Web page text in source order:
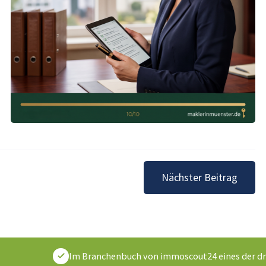
Nächster Beitrag
Im Branchenbuch von immoscout24 eines der